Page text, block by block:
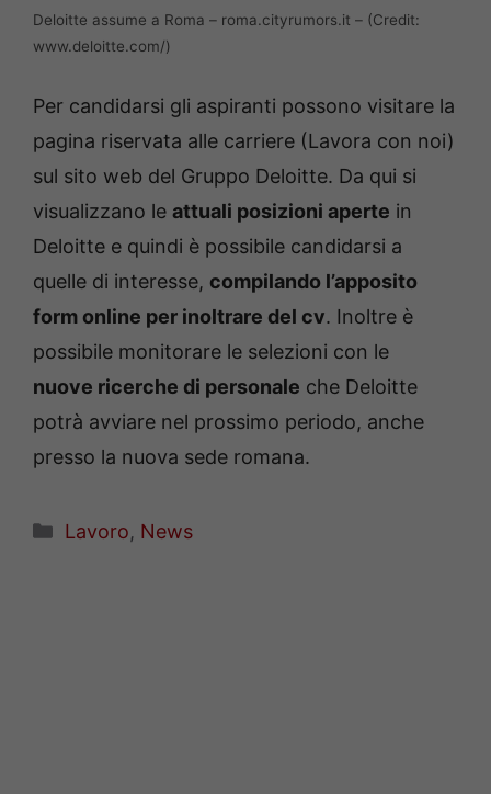
Deloitte assume a Roma – roma.cityrumors.it – (Credit:
www.deloitte.com/)
Per candidarsi gli aspiranti possono visitare la
pagina riservata alle carriere (Lavora con noi)
sul sito web del Gruppo Deloitte. Da qui si
visualizzano le attuali posizioni aperte in
Deloitte e quindi è possibile candidarsi a
quelle di interesse, compilando l’apposito
form online per inoltrare del cv. Inoltre è
possibile monitorare le selezioni con le
nuove ricerche di personale che Deloitte
potrà avviare nel prossimo periodo, anche
presso la nuova sede romana.
Categorie
Lavoro, News